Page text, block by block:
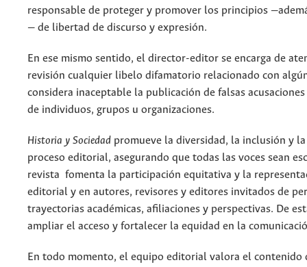
responsable de proteger y promover los principios
— de libertad de discurso y expresión.
En ese mismo sentido, el director-editor se encarga de
revisión cualquier libelo difamatorio relacionado con
considera inaceptable la publicación de falsas
de individuos, grupos u organizaciones.
Historia y Sociedad promueve la diversidad, la inclusión y
proceso editorial, asegurando que todas las voces sean
revista fomenta la participación equitativa y la
editorial y en autores, revisores y editores invitados de
trayectorias académicas, afiliaciones y perspectivas. De
ampliar el acceso y fortalecer la equidad en la
En todo momento, el equipo editorial valora el contenido